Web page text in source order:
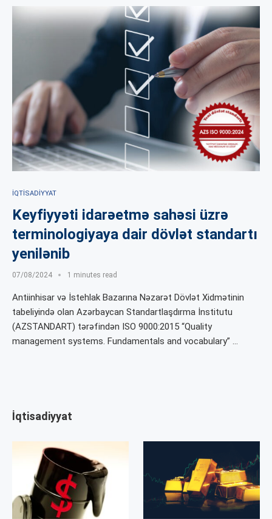
İQTISADIYYAT
Keyfiyyəti idarəetmə sahəsi üzrə
terminologiyaya dair dövlət standartı
yenilənib
07/08/2024 1 minutes read
Antiinhisar və İstehlak Bazarına Nəzarət Dövlət Xidmətinin
tabeliyində olan Azərbaycan Standartlaşdırma İnstitutu
(AZSTANDART) tərəfindən ISO 9000:2015 “Quality
management systems. Fundamentals and vocabulary” …
İqtisadiyyat